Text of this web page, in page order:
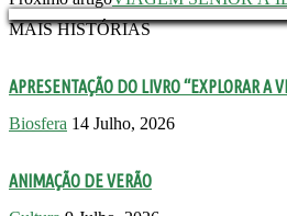
MAIS HISTÓRIAS
APRESENTAÇÃO DO LIVRO “EXPLORAR A
Biosfera 14 Julho, 2026
ANIMAÇÃO DE VERÃO